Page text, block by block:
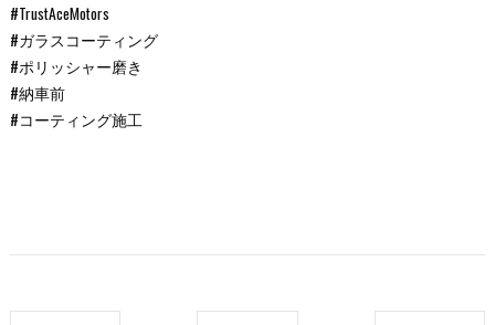
#TrustAceMotors
#ガラスコーティング
#ポリッシャー磨き
#納車前
#コーティング施工